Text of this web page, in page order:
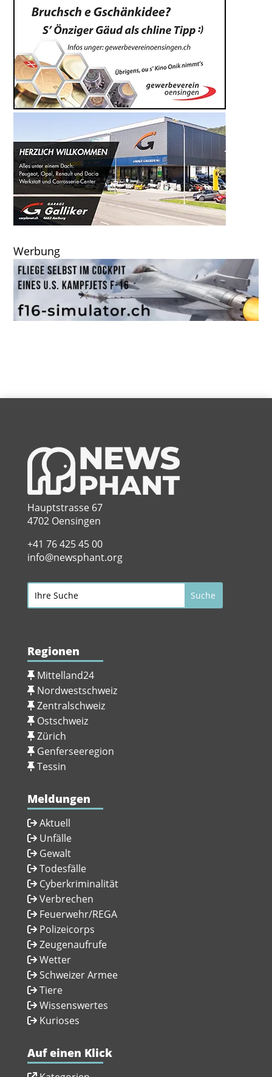
Werbung
Hauptstrasse 67
4702 Oensingen
+41 76 425 45 00
info@newsphant.org
Regionen
Mittelland24
Nordwestschweiz
Zentralschweiz
Ostschweiz
Zürich
Genferseeregion
Tessin
Meldungen
Aktuell
Unfälle
Gewalt
Todesfälle
Cyberkriminalität
Verbrechen
Feuerwehr/REGA
Polizeicorps
Zeugenaufrufe
Wetter
Schweizer Armee
Tiere
Wissenswertes
Kurioses
Auf einen Klick